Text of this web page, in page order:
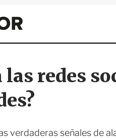
E
x
e
o
r
las redes
verdaderas señales de